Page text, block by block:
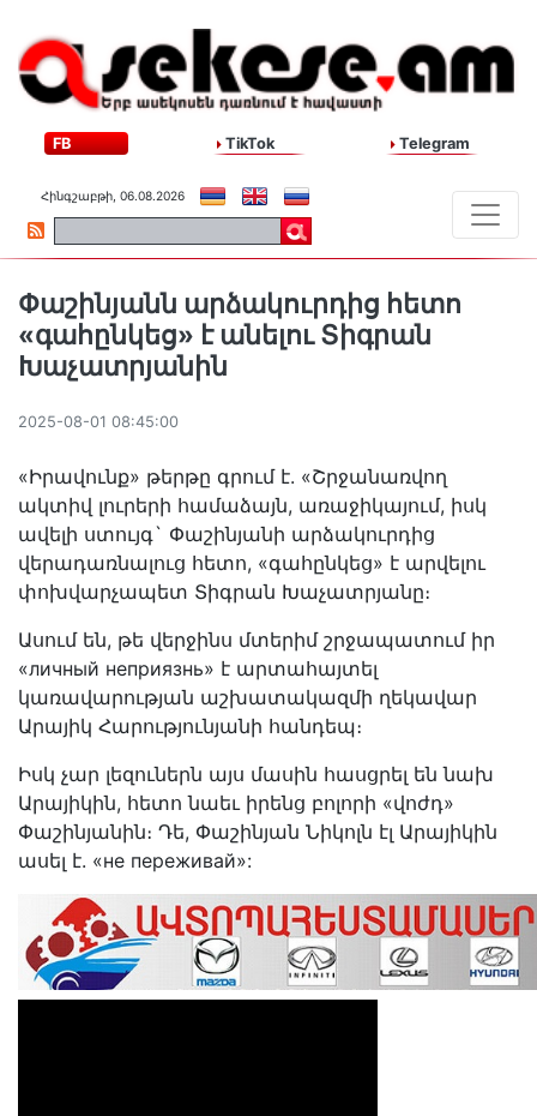
FB TikTok Telegram
Հինգշաբթի, 06.08.2026
Փաշինյանն արձակուրդից հետո
«գահընկեց» է անելու Տիգրան
Խաչատրյանին
2025-08-01 08:45:00
«Իրավունք» թերթը գրում է. «Շրջանառվող
ակտիվ լուրերի համաձայն, առաջիկայում, իսկ
ավելի ստույգ` Փաշինյանի արձակուրդից
վերադառնալուց հետո, «գահընկեց» է արվելու
փոխվարչապետ Տիգրան Խաչատրյանը։
Ասում են, թե վերջինս մտերիմ շրջապատում իր
«личный неприязнь» է արտահայտել
կառավարության աշխատակազմի ղեկավար
Արայիկ Հարությունյանի հանդեպ։
Իսկ չար լեզուներն այս մասին հասցրել են նախ
Արայիկին, հետո նաեւ իրենց բոլորի «վոժդ»
Փաշինյանին։ Դե, Փաշինյան Նիկոլն էլ Արայիկին
ասել է. «не переживай»: